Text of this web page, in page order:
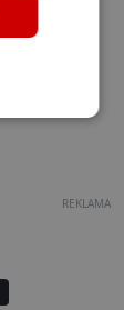
REKLAMA